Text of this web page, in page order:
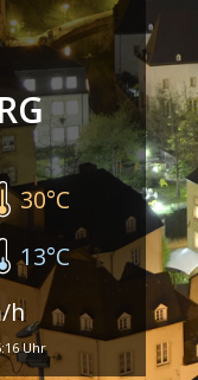
30°C
13°C
h
Uhr